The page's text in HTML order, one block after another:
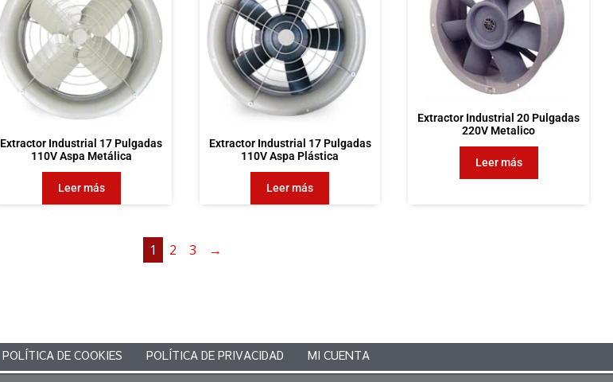
Extractor Industrial 17 Pulgadas
110V Aspa Metálica
Leer más
Extractor Industrial 17 Pulgadas
110V Aspa Plástica
Leer más
Extractor Industrial 20 Pulgadas
220V Metalico
Leer más
1 2 3 →
POLÍTICA DE COOKIES POLÍTICA DE PRIVACIDAD MI CUENTA